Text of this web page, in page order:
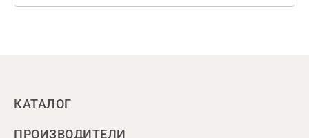
КАТАЛОГ
ПРОИЗВОДИТЕЛИ